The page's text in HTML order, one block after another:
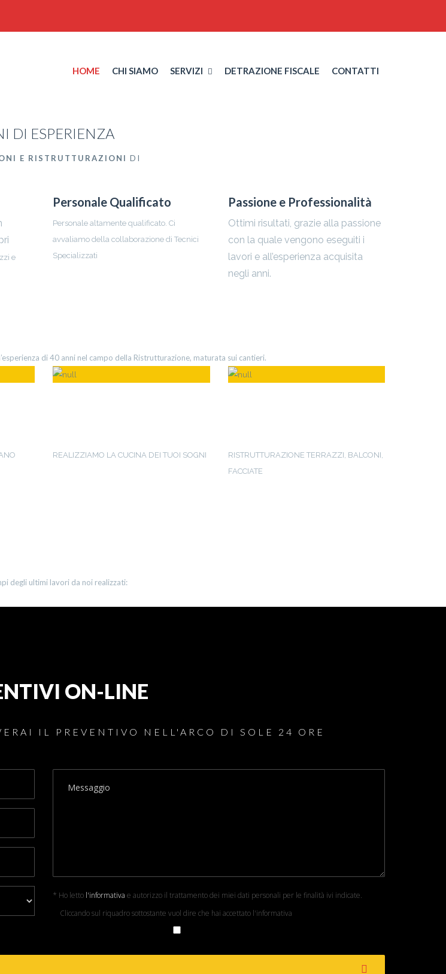
HOME CHI SIAMO SERVIZI DETRAZIONE FISCALE CONTATTI
DI ESPERIENZA
E RISTRUTTURAZIONI DI
e
Personale Qualificato
Personale altamente qualificato. Ci
avvaliamo della collaborazione di Tecnici
Specializzati
Passione e Professionalità
Ottimi risultati, grazie alla passione
con la quale vengono eseguiti i
lavori e all’esperienza acquisita
negli anni.
di 40 anni nel campo della Ristrutturazione, maturata sui cantieri.
REALIZZIAMO LA CUCINA DEI TUOI SOGNI
RISTRUTTURAZIONE TERRAZZI, BALCONI,
FACCIATE
degli ultimi lavori da noi realizzati:
ON-LINE
IL PREVENTIVO NELL'ARCO DI SOLE 24 ORE
* Ho letto l'informativa e autorizzo il trattamento dei miei dati personali per le finalità ivi indicate.
Cliccando sul riquadro sottostante vuol dire che hai accettato l'informativa